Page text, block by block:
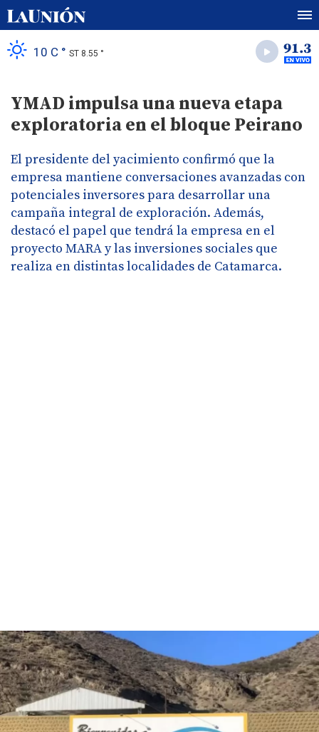
10 C ° ST 8.55 °
YMAD impulsa una nueva etapa
exploratoria en el bloque Peirano
El presidente del yacimiento confirmó que la
empresa mantiene conversaciones avanzadas con
potenciales inversores para desarrollar una
campaña integral de exploración. Además,
destacó el papel que tendrá la empresa en el
proyecto MARA y las inversiones sociales que
realiza en distintas localidades de Catamarca.